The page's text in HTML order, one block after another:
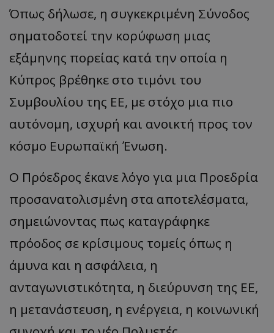
Όπως δήλωσε, η συγκεκριμένη Σύνοδος
σηματοδοτεί την κορύφωση μιας
εξάμηνης πορείας κατά την οποία η
Κύπρος βρέθηκε στο τιμόνι του
Συμβουλίου της ΕΕ, με στόχο μια πιο
αυτόνομη, ισχυρή και ανοικτή προς τον
κόσμο Ευρωπαϊκή Ένωση.
Ο Πρόεδρος έκανε λόγο για μια Προεδρία
προσανατολισμένη στα αποτελέσματα,
σημειώνοντας πως καταγράφηκε
πρόοδος σε κρίσιμους τομείς όπως η
άμυνα και η ασφάλεια, η
ανταγωνιστικότητα, η διεύρυνση της ΕΕ,
η μετανάστευση, η ενέργεια, η κοινωνική